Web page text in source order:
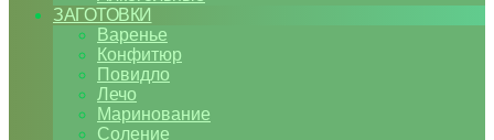
ЗАГОТОВКИ
Варенье
Конфитюр
Повидло
Лечо
Маринование
Соление